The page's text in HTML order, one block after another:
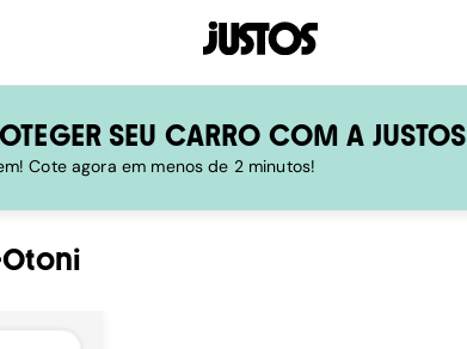
SEU CARRO COM A JUSTOS
Cote agora em menos de 2 minutos!